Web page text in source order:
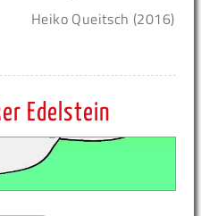
Heiko Queitsch (2016)
Edelstein